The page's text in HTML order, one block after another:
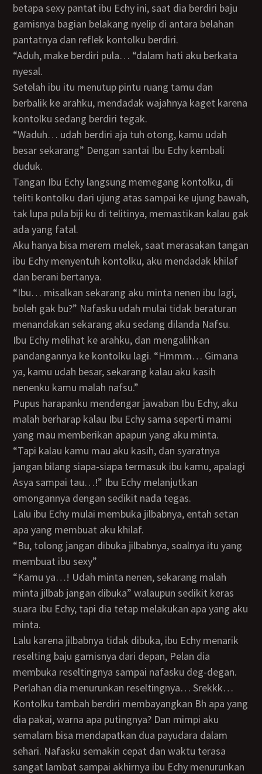
betapa sexy pantat ibu Echy ini, saat dia berdiri baju
gamisnya bagian belakang nyelip di antara belahan
pantatnya dan reflek kontolku berdiri.
“Aduh, make berdiri pula… “dalam hati aku berkata
nyesal.
Setelah ibu itu menutup pintu ruang tamu dan
berbalik ke arahku, mendadak wajahnya kaget karena
kontolku sedang berdiri tegak.
“Waduh… udah berdiri aja tuh otong, kamu udah
besar sekarang” Dengan santai Ibu Echy kembali
duduk.
Tangan Ibu Echy langsung memegang kontolku, di
teliti kontolku dari ujung atas sampai ke ujung bawah,
tak lupa pula biji ku di telitinya, memastikan kalau gak
ada yang fatal.
Aku hanya bisa merem melek, saat merasakan tangan
ibu Echy menyentuh kontolku, aku mendadak khilaf
dan berani bertanya.
“Ibu… misalkan sekarang aku minta nenen ibu lagi,
boleh gak bu?” Nafasku udah mulai tidak beraturan
menandakan sekarang aku sedang dilanda Nafsu.
Ibu Echy melihat ke arahku, dan mengalihkan
pandangannya ke kontolku lagi. “Hmmm… Gimana
ya, kamu udah besar, sekarang kalau aku kasih
nenenku kamu malah nafsu.”
Pupus harapanku mendengar jawaban Ibu Echy, aku
malah berharap kalau Ibu Echy sama seperti mami
yang mau memberikan apapun yang aku minta.
“Tapi kalau kamu mau aku kasih, dan syaratnya
jangan bilang siapa-siapa termasuk ibu kamu, apalagi
Asya sampai tau…!” Ibu Echy melanjutkan
omongannya dengan sedikit nada tegas.
Lalu ibu Echy mulai membuka jilbabnya, entah setan
apa yang membuat aku khilaf.
“Bu, tolong jangan dibuka jilbabnya, soalnya itu yang
membuat ibu sexy”
“Kamu ya…! Udah minta nenen, sekarang malah
minta jilbab jangan dibuka” walaupun sedikit keras
suara ibu Echy, tapi dia tetap melakukan apa yang aku
minta.
Lalu karena jilbabnya tidak dibuka, ibu Echy menarik
reselting baju gamisnya dari depan, Pelan dia
membuka reseltingnya sampai nafasku deg-degan.
Perlahan dia menurunkan reseltingnya… Srekkk…
Kontolku tambah berdiri membayangkan Bh apa yang
dia pakai, warna apa putingnya? Dan mimpi aku
semalam bisa mendapatkan dua payudara dalam
sehari. Nafasku semakin cepat dan waktu terasa
sangat lambat sampai akhirnya ibu Echy menurunkan